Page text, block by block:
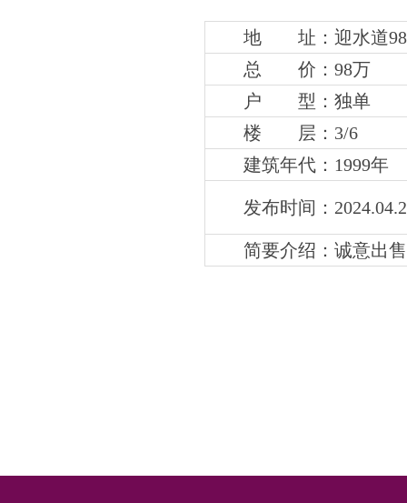
地 址：迎水道98
总 价：98万
户 型：独单
楼 层：3/6
建筑年代：1999年
发布时间：
简要介绍： 诚意出